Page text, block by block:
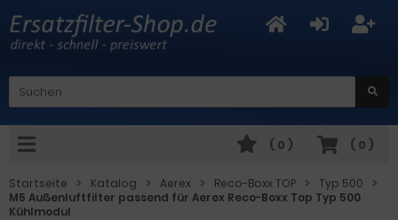
( 0 )
( 0 )
Startseite Katalog Aerex Reco-Boxx TOP
Typ 500
M5 Außenluftfilter passend für Aerex Reco-Boxx Top Typ 500
Kühlmodul